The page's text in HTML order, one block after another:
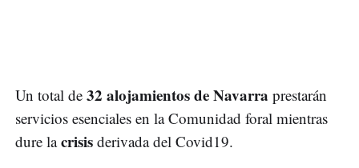
Un total de 32 alojamientos de Navarra prestarán
servicios esenciales en la Comunidad foral mientras
dure lacrisis derivada del Covid19.